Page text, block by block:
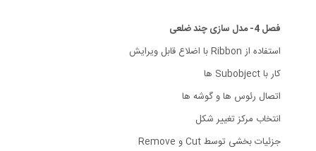
فصل 4- مدل سازی چند ضلعی
استفاده از Ribbon با اضلاع قابل ویرایش
کار با Subobject ها
اتصال رئوس ها و گوشه ها
انتخاب مرکز تغییر شکل
جزئیات بخشی توسط Cut و Remove